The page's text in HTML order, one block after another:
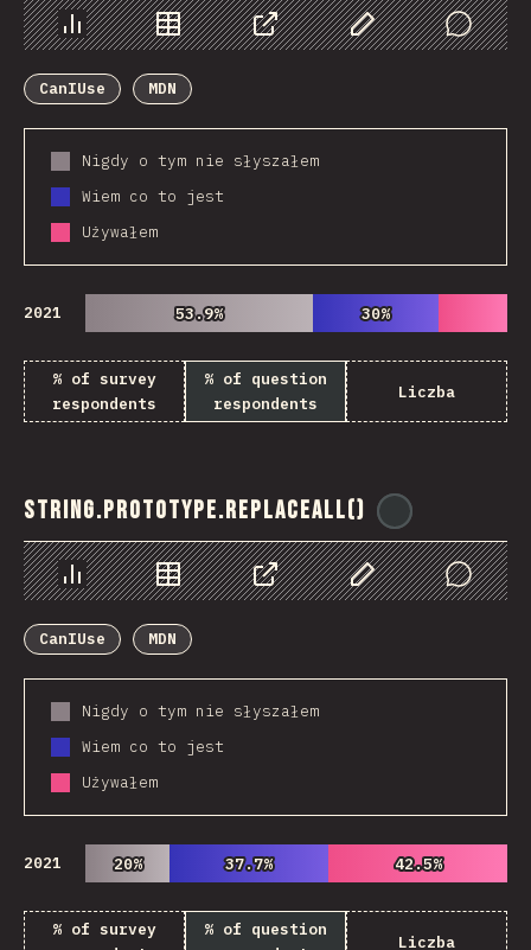
Chart Data Share Customize Data
Comments
CanIUse
MDN
Nigdy o tym nie słyszałem
Wiem co to jest
Używałem
2021 53.9%
53.9% 30%
30%
% of survey
respondents
% of question
respondents
Liczba
String.prototype.replaceAll()
Chart Data Share Customize Data
Comments
CanIUse
MDN
Nigdy o tym nie słyszałem
Wiem co to jest
Używałem
2021 20%
20% 37.7%
37.7% 42.5%
42.5%
% of survey
% of question
Liczba